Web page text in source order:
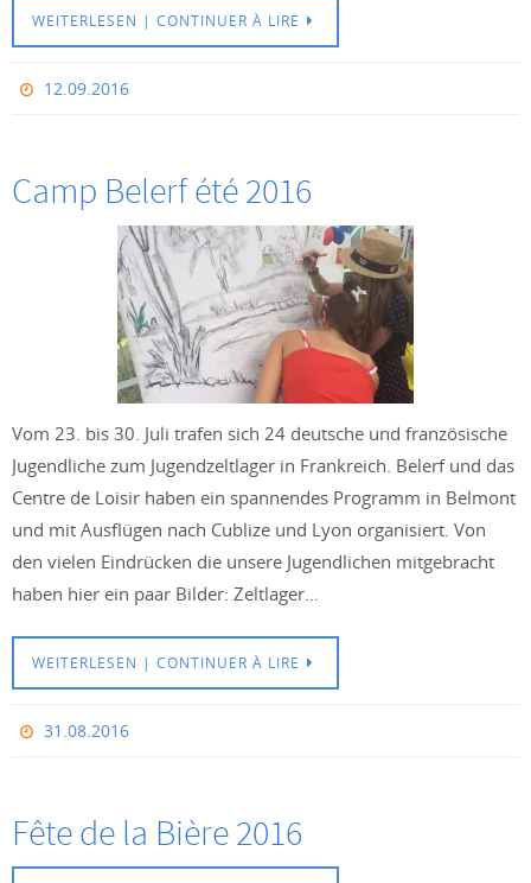
WEITERLESEN | CONTINUER À LIRE
12.09.2016
Camp Belerf été 2016
Vom 23. bis 30. Juli trafen sich 24 deutsche und französische
Jugendliche zum Jugendzeltlager in Frankreich. Belerf und das
Centre de Loisir haben ein spannendes Programm in Belmont
und mit Ausflügen nach Cublize und Lyon organisiert. Von
den vielen Eindrücken die unsere Jugendlichen mitgebracht
haben hier ein paar Bilder: Zeltlager…
WEITERLESEN | CONTINUER À LIRE
31.08.2016
Fête de la Bière 2016